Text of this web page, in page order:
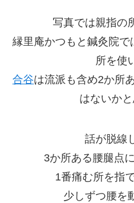
写真では親指の
縁里庵かつもと鍼灸院
所を使
合谷は流派も含め2か所
はないかと
話が脱線
3か所ある腰腿点
1番痛む所を指
少しずつ腰を